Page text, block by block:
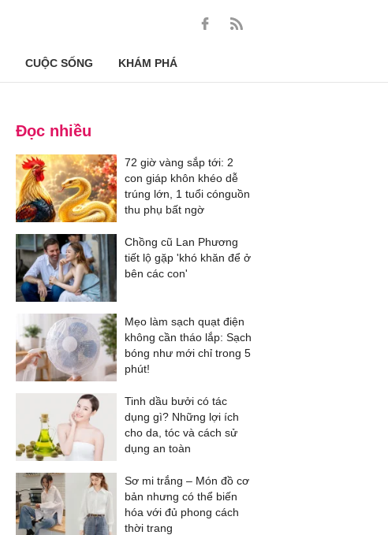
CUỘC SỐNG KHÁM PHÁ
Đọc nhiều
72 giờ vàng sắp tới: 2
con giáp khôn khéo dễ
trúng lớn, 1 tuổi cónguồn
thu phụ bất ngờ
Chồng cũ Lan Phương
tiết lộ gặp 'khó khăn để ở
bên các con'
Mẹo làm sạch quạt điện
không cần tháo lắp: Sạch
bóng như mới chỉ trong 5
phút!
Tinh dầu bưởi có tác
dụng gì? Những lợi ích
cho da, tóc và cách sử
dụng an toàn
Sơ mi trắng – Món đồ cơ
bản nhưng có thể biến
hóa với đủ phong cách
thời trang